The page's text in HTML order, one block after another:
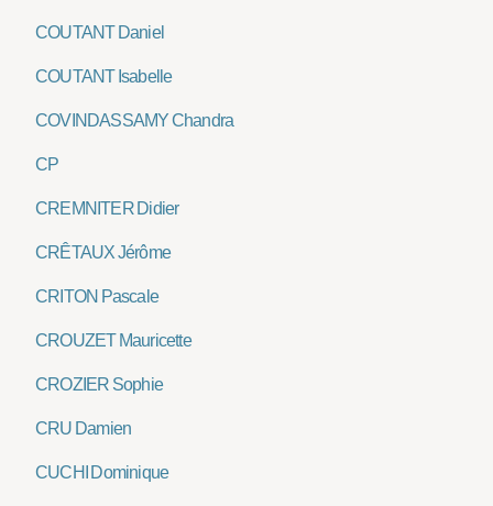
COUTANT Daniel
COUTANT Isabelle
COVINDASSAMY Chandra
CP
CREMNITER Didier
CRÊTAUX Jérôme
CRITON Pascale
CROUZET Mauricette
CROZIER Sophie
CRU Damien
CUCHI Dominique